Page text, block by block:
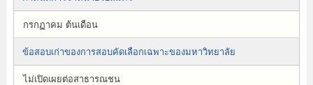
กรกฏาคม ต้นเดือน
ข้อสอบเก่าของการสอบคัดเลือกเฉพาะของมหาวิทยาลัย
ไม่เปิดเผยต่อสาธารณชน